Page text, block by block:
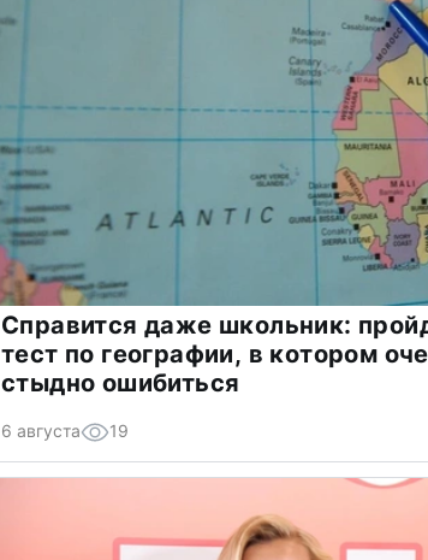
Справится даже школьник:
тест по географии, в котором
стыдно ошибиться
6 августа 19